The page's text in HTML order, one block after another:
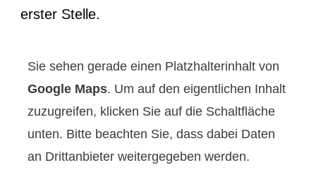
erster Stelle.
Sie sehen gerade einen Platzhalterinhalt von
Google Maps. Um auf den eigentlichen Inhalt
zuzugreifen, klicken Sie auf die Schaltfläche
unten. Bitte beachten Sie, dass dabei Daten
an Drittanbieter weitergegeben werden.